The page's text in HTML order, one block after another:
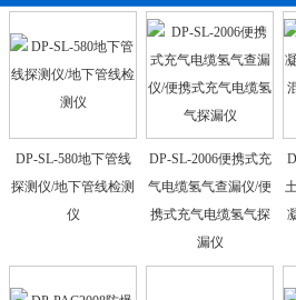
DP-SL-580地下管线
探测仪/地下管线检测
仪
DP-SL-2006便携式充
气电缆氢气查漏仪/便
携式充气电缆氢气探
漏仪